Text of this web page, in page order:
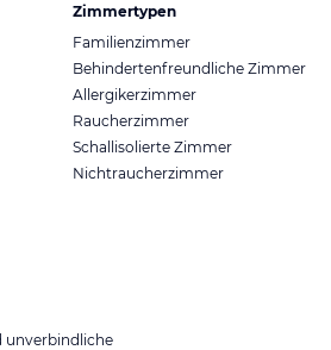
Zimmertypen
Familienzimmer
Behindertenfreundliche Zimmer
Allergikerzimmer
Raucherzimmer
Schallisolierte Zimmer
Nichtraucherzimmer
unverbindliche